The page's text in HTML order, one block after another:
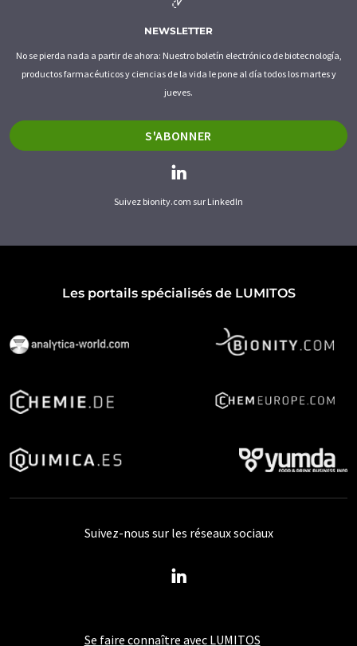
NEWSLETTER
No se pierda nada a partir de ahora: Nuestro boletín electrónico de biotecnología,
productos farmacéuticos y ciencias de la vida le pone al día todos los martes y
jueves.
S'ABONNER
Suivez bionity.com sur LinkedIn
Les portails spécialisés de LUMITOS
Se faire connaître avec LUMITOS
Suivez-nous sur les réseaux sociaux